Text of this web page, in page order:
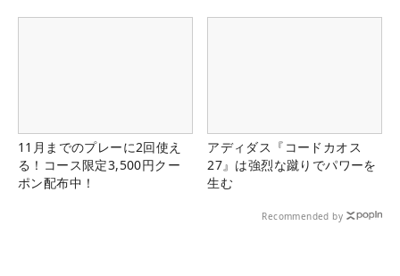
11月までのプレーに2回使え
る！コース限定3,500円クー
ポン配布中！
アディダス『コードカオス
27』は強烈な蹴りでパワーを
生む
Recommended by